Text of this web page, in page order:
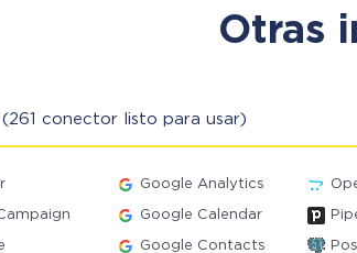
Otras
(261 conector listo para usar)
Google Analytics
Google Calendar
Google Contacts